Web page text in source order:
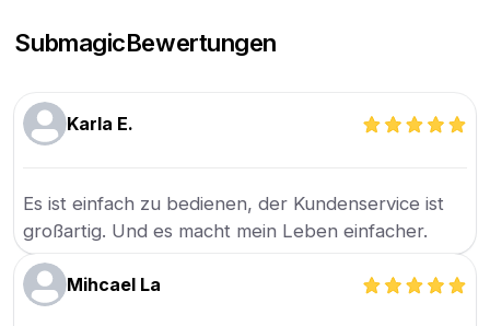
SubmagicBewertungen
Karla E.
Es ist einfach zu bedienen, der Kundenservice ist
großartig. Und es macht mein Leben einfacher.
Mihcael La